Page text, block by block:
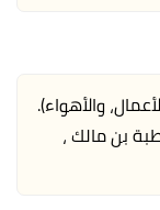
والأهواء).
بن مالك ،